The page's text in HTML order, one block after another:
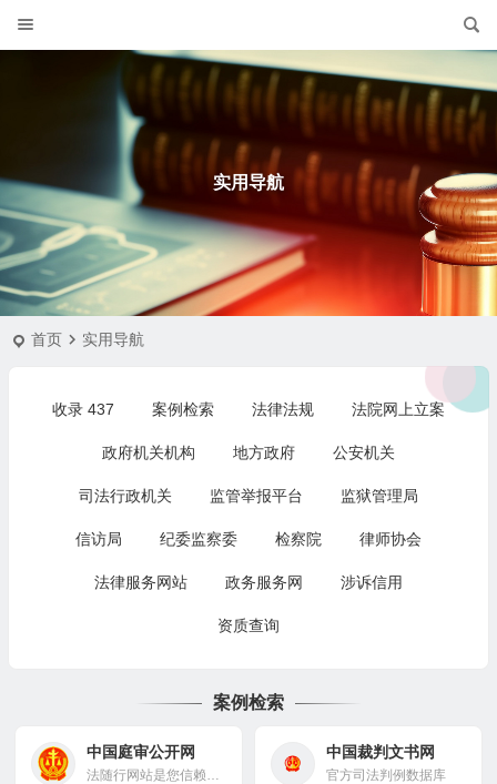
实用导航
首页 实用导航
收录437 案例检索 法律法规 法院网上立案
政府机关机构 地方政府 公安机关
司法行政机关 监管举报平台 监狱管理局
信访局 纪委监察委 检察院 律师协会
法律服务网站 政务服务网 涉诉信用
资质查询
案例检索
中国庭审公开网
法随行网站是您信赖的法律伙伴，专注于提供专业的律师服务和全面的法律咨询。遇到商业合同、知识产权保护或个人法律纠纷时，我们的资深律师团队将为您导航，确保法律之路不再艰难。无论案件大小，我们都致力于为您提供精准而权威的解决方案，并保障您的权利。法随行，法律问题的专业解答者，与您同行每一步。
中国裁判文书网
官方司法判例数据库